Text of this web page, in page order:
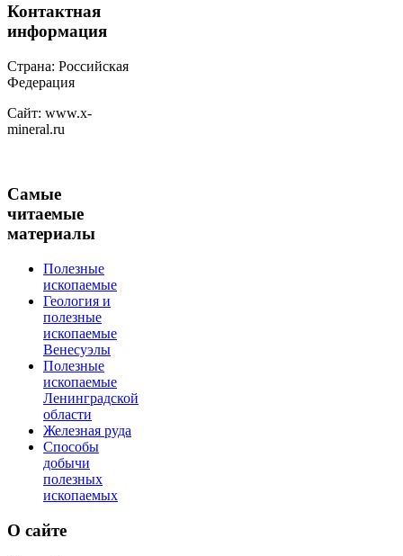
Контактная
информация
Страна: Российская
Федерация
Сайт: www.x-
mineral.ru
Самые
читаемые
материалы
Полезные
ископаемые
Геология и
полезные
ископаемые
Венесуэлы
Полезные
ископаемые
Ленинградской
области
Железная руда
Способы
добычи
полезных
ископаемых
О сайте